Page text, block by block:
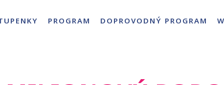
PROGRAM DOPROVODNÝ PROGRAM